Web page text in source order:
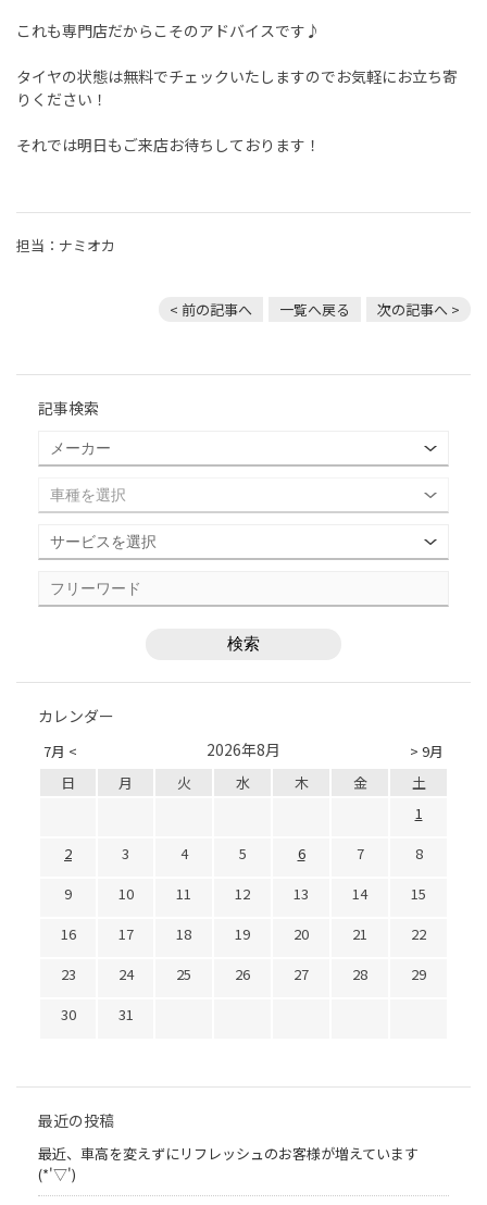
これも専門店だからこそのアドバイスです♪
タイヤの状態は無料でチェックいたしますのでお気軽にお立ち寄
りください！
それでは明日もご来店お待ちしております！
担当：ナミオカ
< 前の記事へ 一覧へ戻る 次の記事へ >
記事検索
カレンダー
7月 < > 9月
2026年8月
日 月 火 水 木 金
土
1
2
3 4 5 6 7
8
9
10 11 12 13 14
15
16
17 18 19 20 21
22
23
24 25 26 27 28
29
30
31
最近の投稿
最近、車高を変えずにリフレッシュのお客様が増えています
(*'▽')